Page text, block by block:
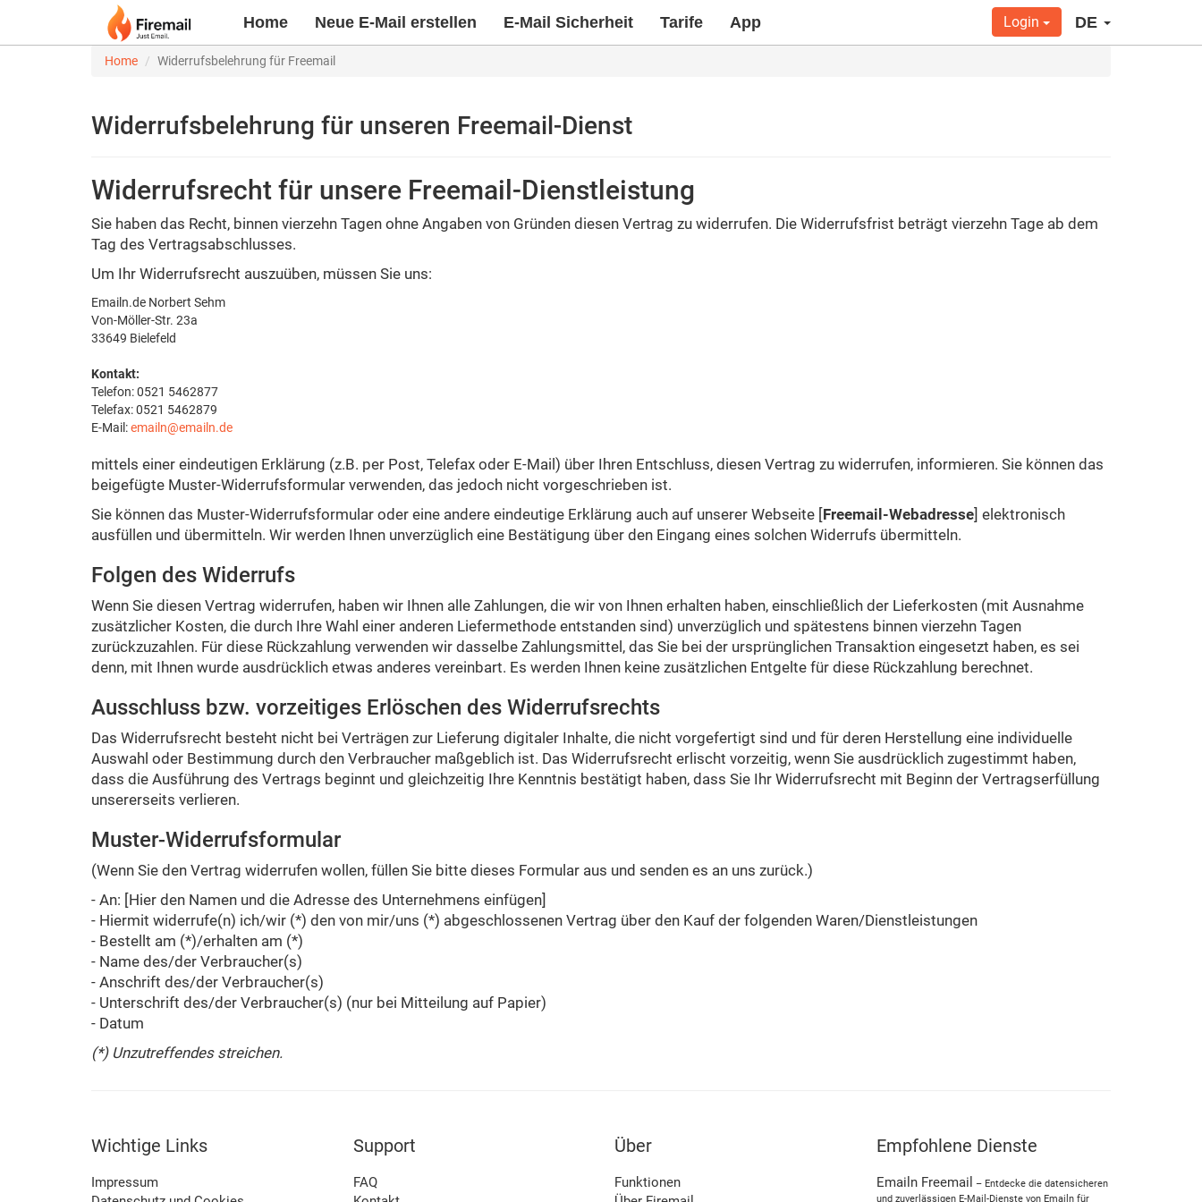
Home Neue E-Mail erstellen E-Mail Sicherheit Tarife App Login DE
Home Widerrufsbelehrung für Freemail
Widerrufsbelehrung für unseren Freemail-Dienst
Widerrufsrecht für unsere Freemail-Dienstleistung
Sie haben das Recht, binnen vierzehn Tagen ohne Angaben von Gründen diesen Vertrag zu widerrufen. Die Widerrufsfrist beträgt vierzehn Tage ab dem
Tag des Vertragsabschlusses.
Um Ihr Widerrufsrecht auszuüben, müssen Sie uns:
Emailn.de Norbert Sehm
Von-Möller-Str. 23a
33649 Bielefeld
Kontakt:
Telefon: 0521 5462877
Telefax: 0521 5462879
E-Mail:emailn@emailn.de
mittels einer eindeutigen Erklärung (z.B. per Post, Telefax oder E-Mail) über Ihren Entschluss, diesen Vertrag zu widerrufen, informieren. Sie können das
beigefügte Muster-Widerrufsformular verwenden, das jedoch nicht vorgeschrieben ist.
Sie können das Muster-Widerrufsformular oder eine andere eindeutige Erklärung auch auf unserer Webseite [Freemail-Webadresse] elektronisch
ausfüllen und übermitteln. Wir werden Ihnen unverzüglich eine Bestätigung über den Eingang eines solchen Widerrufs übermitteln.
Folgen des Widerrufs
Wenn Sie diesen Vertrag widerrufen, haben wir Ihnen alle Zahlungen, die wir von Ihnen erhalten haben, einschließlich der Lieferkosten (mit Ausnahme
zusätzlicher Kosten, die durch Ihre Wahl einer anderen Liefermethode entstanden sind) unverzüglich und spätestens binnen vierzehn Tagen
zurückzuzahlen. Für diese Rückzahlung verwenden wir dasselbe Zahlungsmittel, das Sie bei der ursprünglichen Transaktion eingesetzt haben, es sei
denn, mit Ihnen wurde ausdrücklich etwas anderes vereinbart. Es werden Ihnen keine zusätzlichen Entgelte für diese Rückzahlung berechnet.
Ausschluss bzw. vorzeitiges Erlöschen des Widerrufsrechts
Das Widerrufsrecht besteht nicht bei Verträgen zur Lieferung digitaler Inhalte, die nicht vorgefertigt sind und für deren Herstellung eine individuelle
Auswahl oder Bestimmung durch den Verbraucher maßgeblich ist. Das Widerrufsrecht erlischt vorzeitig, wenn Sie ausdrücklich zugestimmt haben,
dass die Ausführung des Vertrags beginnt und gleichzeitig Ihre Kenntnis bestätigt haben, dass Sie Ihr Widerrufsrecht mit Beginn der Vertragserfüllung
unsererseits verlieren.
Muster-Widerrufsformular
(Wenn Sie den Vertrag widerrufen wollen, füllen Sie bitte dieses Formular aus und senden es an uns zurück.)
- An: [Hier den Namen und die Adresse des Unternehmens einfügen]
- Hiermit widerrufe(n) ich/wir (*) den von mir/uns (*) abgeschlossenen Vertrag über den Kauf der folgenden Waren/Dienstleistungen
- Bestellt am (*)/erhalten am (*)
- Name des/der Verbraucher(s)
- Anschrift des/der Verbraucher(s)
- Unterschrift des/der Verbraucher(s) (nur bei Mitteilung auf Papier)
- Datum
(*) Unzutreffendes streichen.
Wichtige Links
Impressum
Support
FAQ
Über
Funktionen
Empfohlene Dienste
Emailn Freemail
– Entdecke die datensicheren
und zuverlässigen E-Mail-Dienste von Emailn für